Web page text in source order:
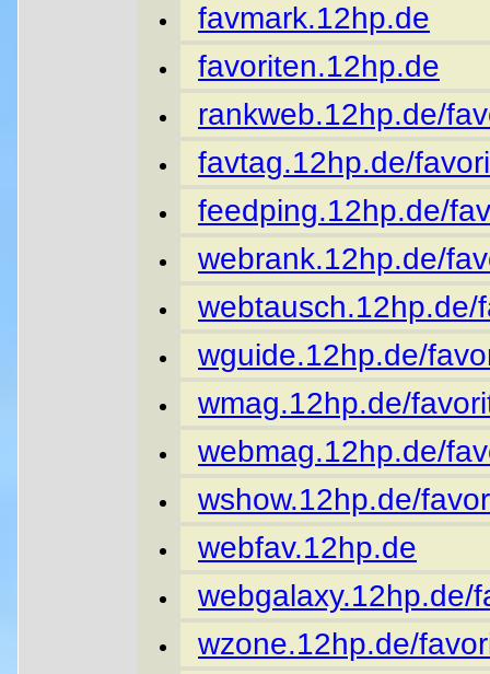
favmark.12hp.de
favoriten.12hp.de
rankweb.12hp.de/
favtag.12hp.de/
feedping.12hp.de/
webrank.12hp.de/
webtausch.12hp.de/
wguide.12hp.de/
wmag.12hp.de/
webmag.12hp.de/
wshow.12hp.de/
webfav.12hp.de
webgalaxy.12hp.de/
wzone.12hp.de/